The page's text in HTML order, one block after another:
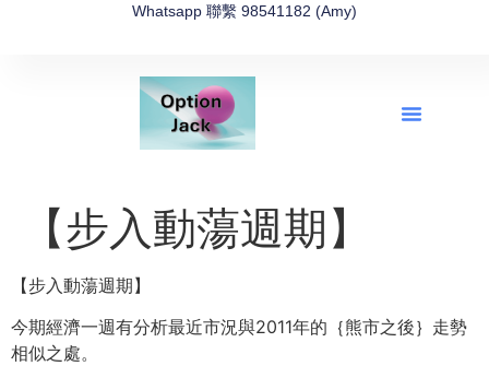
Whatsapp 聯繫 98541182 (Amy)
【步入動蕩週期】
【步入動蕩週期】
今期經濟一週有分析最近市況與2011年的｛熊市之後｝走勢
相似之處。